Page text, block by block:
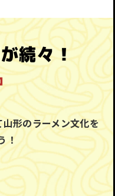
続々！
形のラーメン文化を
！